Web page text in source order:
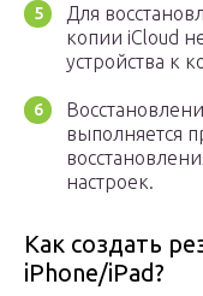
Для
копии iCloud
устройства к
выполняется
настроек.
Как создать
iPhone/iPad?